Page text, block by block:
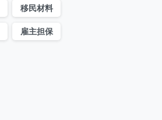
移民材料
雇主担保